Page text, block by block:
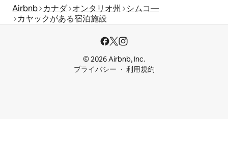
Airbnb カナダ オンタリオ州
シムコ―
カヤックがある宿泊施設
© 2026 Airbnb, Inc.
プライバシー
利用規約